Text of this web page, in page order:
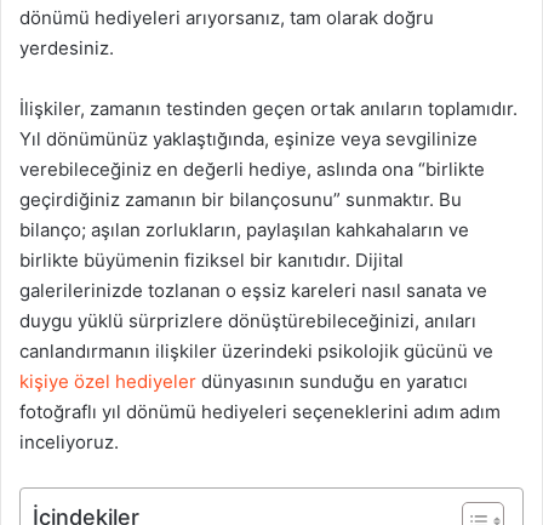
dönümü hediyeleri arıyorsanız, tam olarak doğru
yerdesiniz.
İlişkiler, zamanın testinden geçen ortak anıların toplamıdır.
Yıl dönümünüz yaklaştığında, eşinize veya sevgilinize
verebileceğiniz en değerli hediye, aslında ona “birlikte
geçirdiğiniz zamanın bir bilançosunu” sunmaktır. Bu
bilanço; aşılan zorlukların, paylaşılan kahkahaların ve
birlikte büyümenin fiziksel bir kanıtıdır. Dijital
galerilerinizde tozlanan o eşsiz kareleri nasıl sanata ve
duygu yüklü sürprizlere dönüştürebileceğinizi, anıları
canlandırmanın ilişkiler üzerindeki psikolojik gücünü ve
kişiye özel hediyeler dünyasının sunduğu en yaratıcı
fotoğraflı yıl dönümü hediyeleri seçeneklerini adım adım
inceliyoruz.
İçindekiler